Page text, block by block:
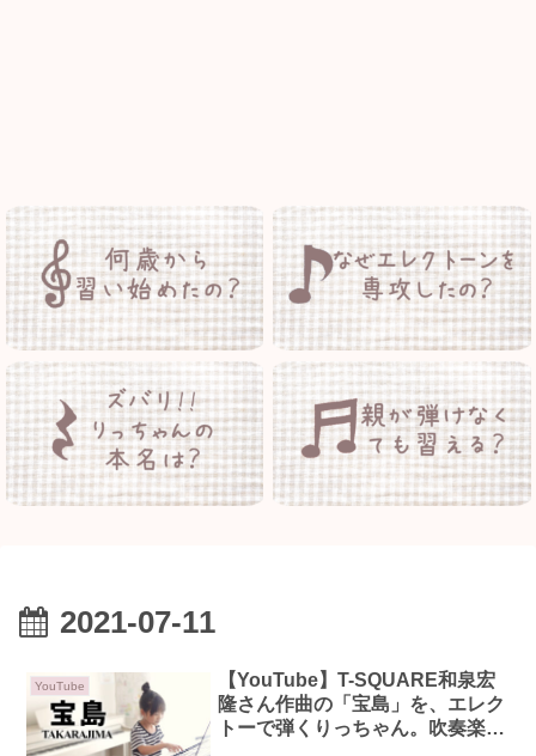
2021-07-11
YouTube
【YouTube】T-SQUARE和泉宏
隆さん作曲の「宝島」を、エレク
トーで弾くりっちゃん。吹奏楽の